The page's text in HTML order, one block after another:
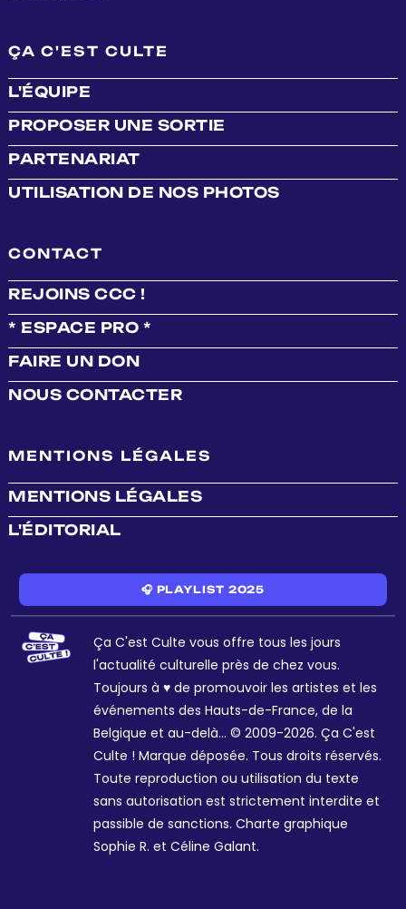
ÇA C'EST CULTE
L'ÉQUIPE
PROPOSER UNE SORTIE
PARTENARIAT
UTILISATION DE NOS PHOTOS
CONTACT
REJOINS CCC !
* ESPACE PRO *
FAIRE UN DON
NOUS CONTACTER
MENTIONS LÉGALES
MENTIONS LÉGALES
L'ÉDITORIAL
🎧 PLAYLIST 2025
Ça C'est Culte vous offre tous les jours
l'actualité culturelle près de chez vous.
Toujours à ♥ de promouvoir les artistes et les
événements des Hauts-de-France, de la
Belgique et au-delà... © 2009-2026. Ça C'est
Culte ! Marque déposée. Tous droits réservés.
Toute reproduction ou utilisation du texte
sans autorisation est strictement interdite et
passible de sanctions. Charte graphique
Sophie R. et Céline Galant.